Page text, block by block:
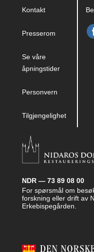
Kontakt
Presserom
Se våre
åpningstider
Personvern
Tilgjengelighet
NDR — 73 89 08 00
For spørsmål om
forskning eller drift av
Erkebispegården.